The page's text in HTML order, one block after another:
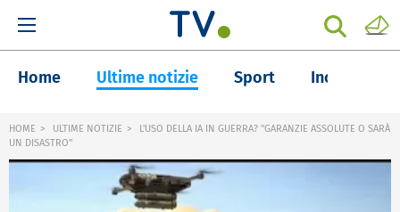
Home Ultime notizie Sport Inchieste
HOME ULTIME NOTIZIE
L'USO DELLA IA IN GUERRA? "GARANZIE ASSOLUTE O SARÀ
UN DISASTRO"